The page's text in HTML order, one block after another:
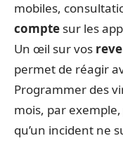
mobiles,
compte sur les
Un œil sur vos
permet de réagir
Programmer des
mois, par
qu’un incident ne